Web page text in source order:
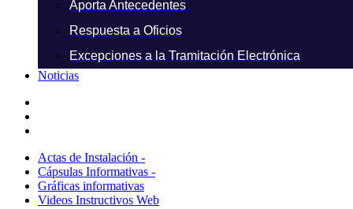
Aporta Antecedentes
Respuesta a Oficios
Excepciones a la Tramitación Electrónica
Noticias
Actas de Instalación -
Cápsulas Informativas -
Gráficas informativas
Videos Instructivos Web